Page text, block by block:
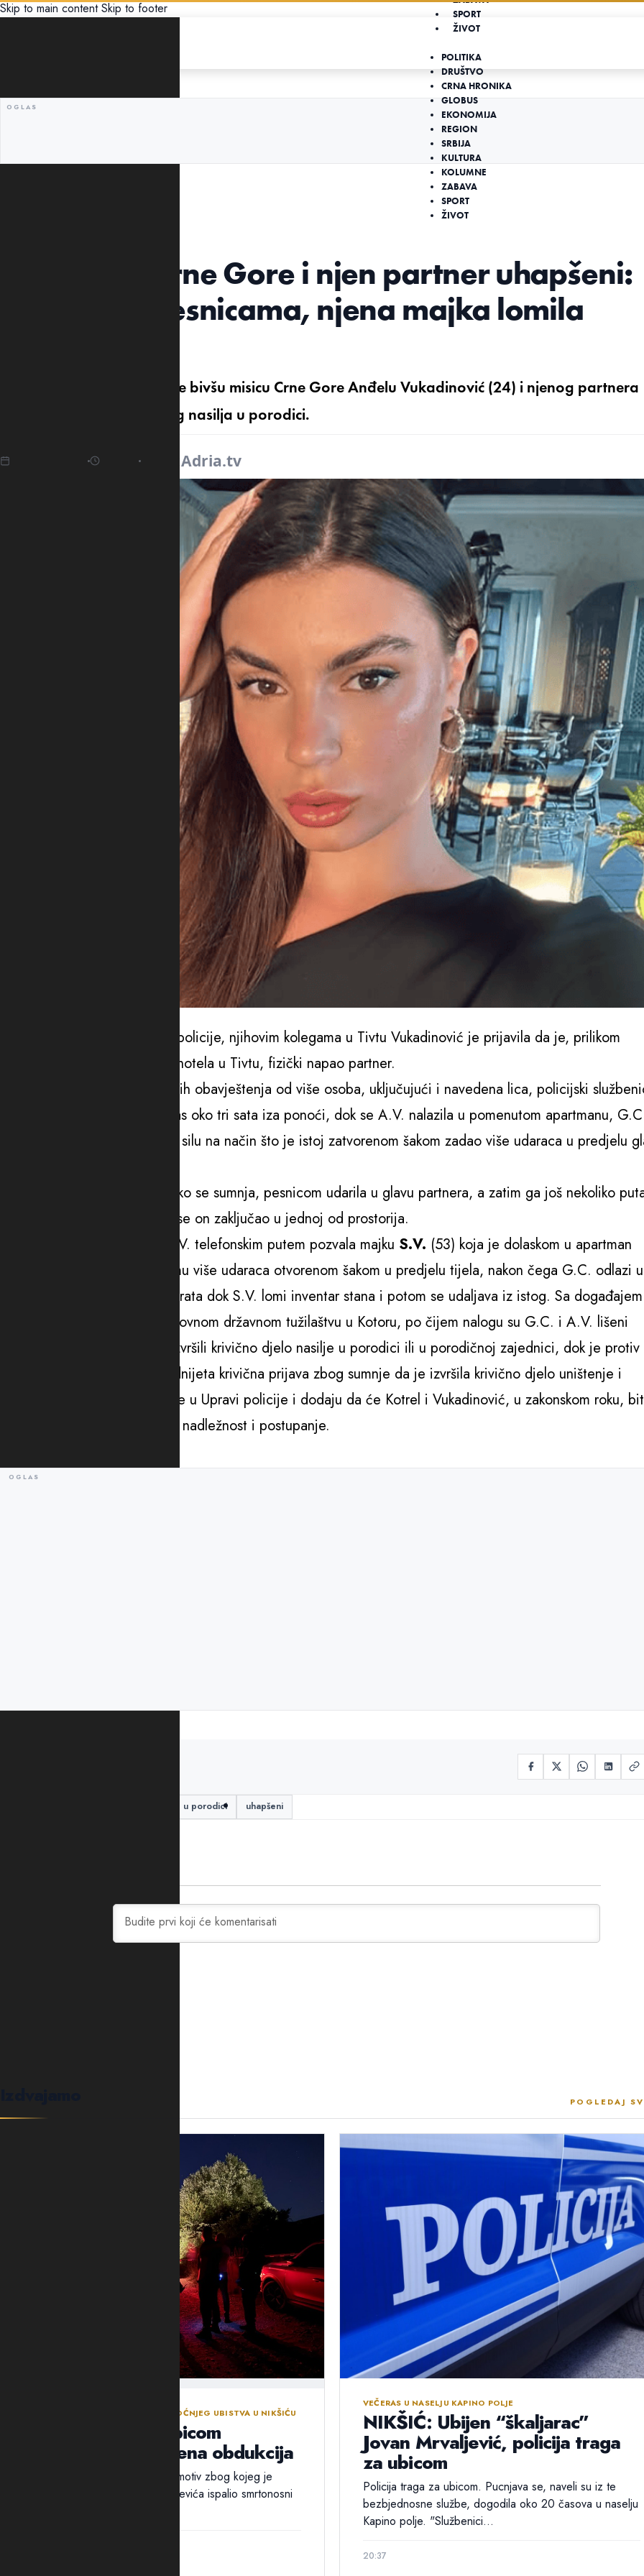
Skip to main content Skip to footer
SPORT
ŽIVOT
POLITIKA
DRUŠTVO
CRNA HRONIKA
GLOBUS
EKONOMIJA
REGION
SRBIJA
KULTURA
KOLUMNE
ZABAVA
SPORT
ŽIVOT
Bivša Miss Crne Gore i njen partner uhapšeni:
Udarali se pesnicama, njena majka lomila
Tivatska policija uhapsila je bivšu misicu Crne Gore Anđelu Vukadinović (24) i njenog partnera
Džordža Kotrela (32) zbog nasilja u porodici.
Adria.tv
Kako je saopšteno iz Uprave policije, njihovim kolegama u Tivtu Vukadinović je prijavila da je, prilikom
boravka u apartmanu jednog hotela u Tivtu, fizički napao partner.
“Naime, na osnovu prikupljenih obavještenja od više osoba, uključujući i navedena lica, policijski
su došli do sumnje da je danas oko tri sata iza ponoći, dok se A.V. nalazila u pomenutom apartmanu,
prema njoj upotrijebio fizičku silu na način što je istoj zatvorenom šakom zadao više udaraca u predjelu
Dodaju da je Vukadinović, kako se sumnja, pesnicom udarila u glavu partnera, a zatim ga još nekoliko
udarila po tijelu, nakon čega se on zaključao u jednoj od prostorija.
“Zatim je, kako se sumnja, A.V. telefonskim putem pozvala majku S.V. (53) koja je dolaskom u apartman
fizički napala G.C. zadajući mu više udaraca otvorenom šakom u predjelu tijela, nakon čega G.C. odlazi u
drugu prostoriju i zaključava vrata dok S.V. lomi inventar stana i potom se udaljava iz istog. Sa
upoznat državni tužilac u Osnovnom državnom tužilaštvu u Kotoru, po čijem nalogu su G.C. i A.V. lišeni
slobode zbog sumnje da su izvršili krivično djelo nasilje u porodici ili u porodičnoj zajednici, dok je protiv
S.V. (53), majke lica A.V, podnijeta krivična prijava zbog sumnje da je izvršila krivično djelo uništenje i
oštećenje tuđe stvari”, navode u Upravi policije i dodaju da će Kotrel i Vukadinović, u zakonskom roku,
sprovedeni tužilaštvu na dalju nadležnost i postupanje.
nasilje u porodici uhapšeni
POGLEDAJ
NASTAVLJENA ISTRAGA NAKON SINOĆNJEG UBISTVA U NIKŠIĆU
Policija traga za ubicom
Mrvaljevića, naložena obdukcija
Ni nakon 18 sati nije utvrđen ni motiv zbog kojeg je
ubica, navodno, u potiljak Mrvaljevića ispalio smrtonosni
VEČERAS U NASELJU KAPINO POLJE
NIKŠIĆ: Ubijen “škaljarac”
Jovan Mrvaljević, policija traga
za ubicom
Policija traga za ubicom. Pucnjava se, naveli su iz te
bezbjednosne službe, dogodila oko 20 časova u naselju
Kapino polje. "Službenici...
20:37